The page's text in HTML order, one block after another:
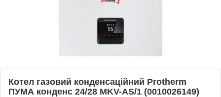
Котел газовий конденсаційний Protherm
ПУМА конденс 24/28 MKV-AS/1 (0010026149)